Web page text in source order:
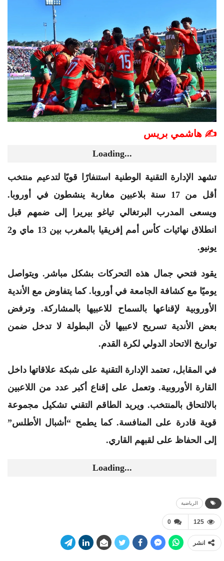
✍️ هاشمي بريس
Loading...
تشهد الإدارة التقنية الوطنية استنفارًا قويًا لتدعيم منتخب
أقل من 17 سنة بلاعبين مغاربة ينشطون في أوروبا.
ويسعى المدرب البرتغالي تياغو بيريرا إلى ضمهم قبل
انطلاق نهائيات كأس أمم إفريقيا بالمغرب بين 13 ماي و2
يونيو.
يقود فتحي جمال هذه التحركات بشكل مباشر. ويتواصل
يوميًا مع كشافة الجامعة في أوروبا. كما يتفاوض مع الأندية
الأوروبية لإقناعها بالسماح للاعبيها بالمشاركة. وترفض
بعض الأندية تسريح لاعبيها لأن البطولة لا تدخل ضمن
تواريخ الاتحاد الدولي لكرة القدم.
في المقابل، تعتمد الإدارة التقنية على شبكة علاقاتها داخل
القارة الأوروبية. وتعمل على إقناع أكبر عدد من اللاعبين
بالالتحاق بالمنتخب. ويريد الطاقم التقني تشكيل مجموعة
قوية قادرة على المنافسة. كما يطمح “أشبال الأطلس”
إلى الحفاظ على لقبهم القاري.
Loading...
الرياضية
0 125
انشر